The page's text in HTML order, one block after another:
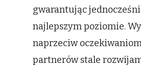
gwarantując
najlepszym poziomie.
naprzeciw
partnerów stale